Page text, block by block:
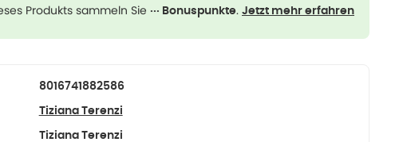
Produkts sammeln Sie ··· Bonuspunkte. Jetzt mehr erfahren
8016741882586
Tiziana Terenzi
Tiziana Terenzi